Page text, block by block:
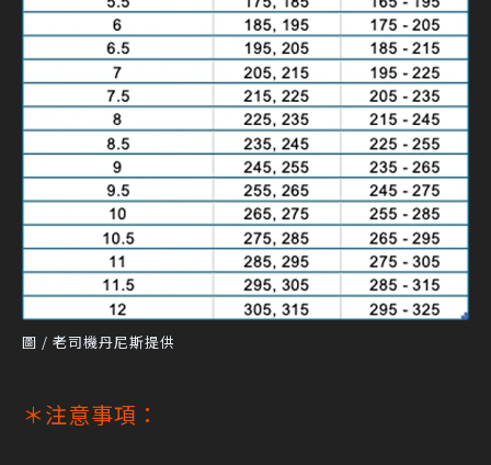
圖 / 老司機丹尼斯提供
＊注意事項：